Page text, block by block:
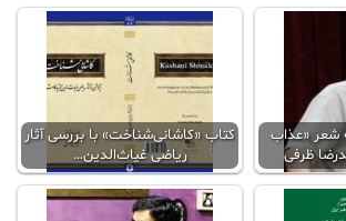
شعر «عذاب
ظرفی
کتاب «کاشانی‌شناخت» با بررسی آثار
ریاضی غیاث‌الدین…